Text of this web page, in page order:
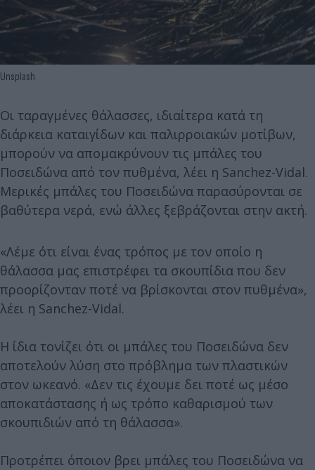
Unsplash
Οι ταραγμένες θάλασσες, ιδιαίτερα κατά τη
διάρκεια καταιγίδων και παλιρροιακών μοτίβων,
μπορούν να απομακρύνουν τις μπάλες του
Ποσειδώνα από τον πυθμένα, λέει η Sanchez-Vidal.
Μερικές μπάλες του Ποσειδώνα παρασύρονται σε
βαθύτερα νερά, ενώ άλλες ξεβράζονται στην ακτή.
«Λέμε ότι είναι ένας τρόπος με τον οποίο η
θάλασσα μας επιστρέφει τα σκουπίδια που δεν
προορίζονταν ποτέ να βρίσκονται στον πυθμένα»,
λέει η Sanchez-Vidal.
Η ίδια τονίζει ότι οι μπάλες του Ποσειδώνα δεν
αποτελούν λύση στο πρόβλημα των πλαστικών
στον ωκεανό. «Δεν τις έχουμε δει ποτέ ως μέσο
αποκατάστασης ή ως τρόπο καθαρισμού των
σκουπιδιών από τη θάλασσα».
Προτρέπει όποιον βρει μπάλες του Ποσειδώνα να